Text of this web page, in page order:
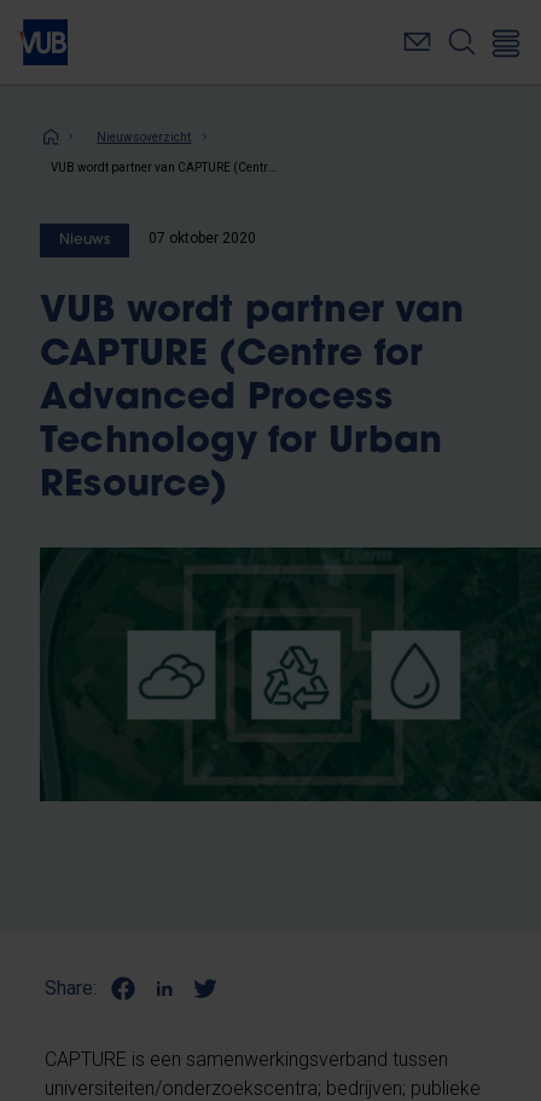
Overslaan
naar
inhoudKruimelpad
Nieuwsoverzicht
Nieuws 07 oktober 2020
VUB wordt partner van
CAPTURE (Centre for
Advanced Process
Technology for Urban
REsource)
Share:
CAPTURE is een samenwerkingsverband tussen
universiteiten/onderzoekscentra; bedrijven; publieke